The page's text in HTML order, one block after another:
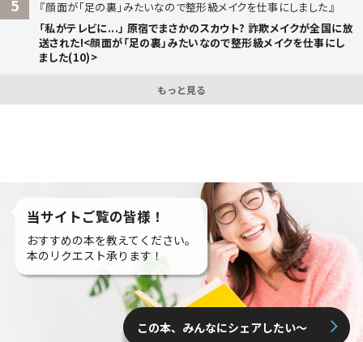
5
顔面が「足の裏」みたいなので整形級メイクを仕事にしました
「私がテレビに...」 原宿でまさかのスカウト? 詐欺メイクが全国に放
送された!<顔面が「足の裏」みたいなので整形級メイクを仕事にし
ました(10)>
もっと見る
当サイトご覧の皆様！
おすすめの本を教えてください。
本のリクエスト承ります！
この本、みんなにシェアしたい〜